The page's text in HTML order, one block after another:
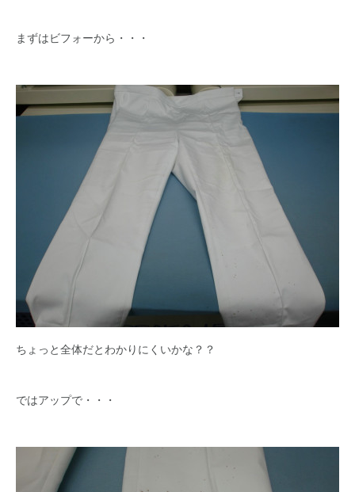
まずはビフォーから・・・
ちょっと全体だとわかりにくいかな？？
ではアップで・・・